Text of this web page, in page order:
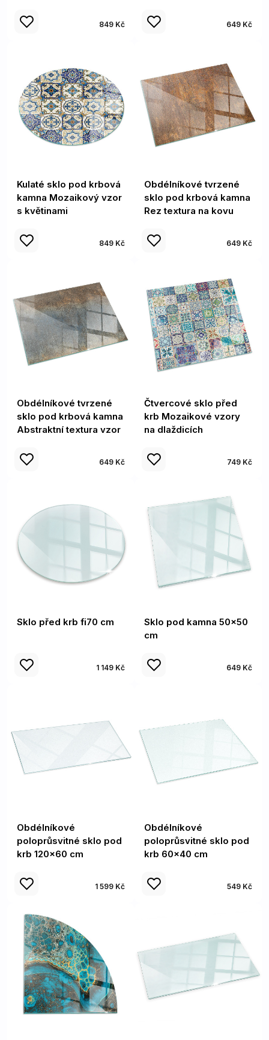
849 Kč 649 Kč
Kulaté sklo pod krbová
kamna Mozaikový vzor
s květinami
849 Kč
Obdélníkové tvrzené
sklo pod krbová kamna
Rez textura na kovu
649 Kč
Obdélníkové tvrzené
sklo pod krbová kamna
Abstraktní textura vzor
649 Kč
Čtvercové sklo před
krb Mozaikové vzory
na dlaždicích
749 Kč
Sklo před krb fi70 cm
1 149 Kč
Sklo pod kamna 50x50
cm
649 Kč
Obdélníkové
poloprůsvitné sklo pod
krb 120x60 cm
1 599 Kč
Obdélníkové
poloprůsvitné sklo pod
krb 60x40 cm
549 Kč